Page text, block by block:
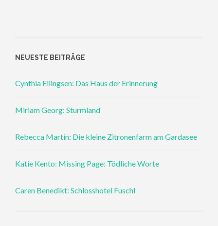
NEUESTE BEITRÄGE
Cynthia Ellingsen: Das Haus der Erinnerung
Miriam Georg: Sturmland
Rebecca Martin: Die kleine Zitronenfarm am Gardasee
Katie Kento: Missing Page: Tödliche Worte
Caren Benedikt: Schlosshotel Fuschl